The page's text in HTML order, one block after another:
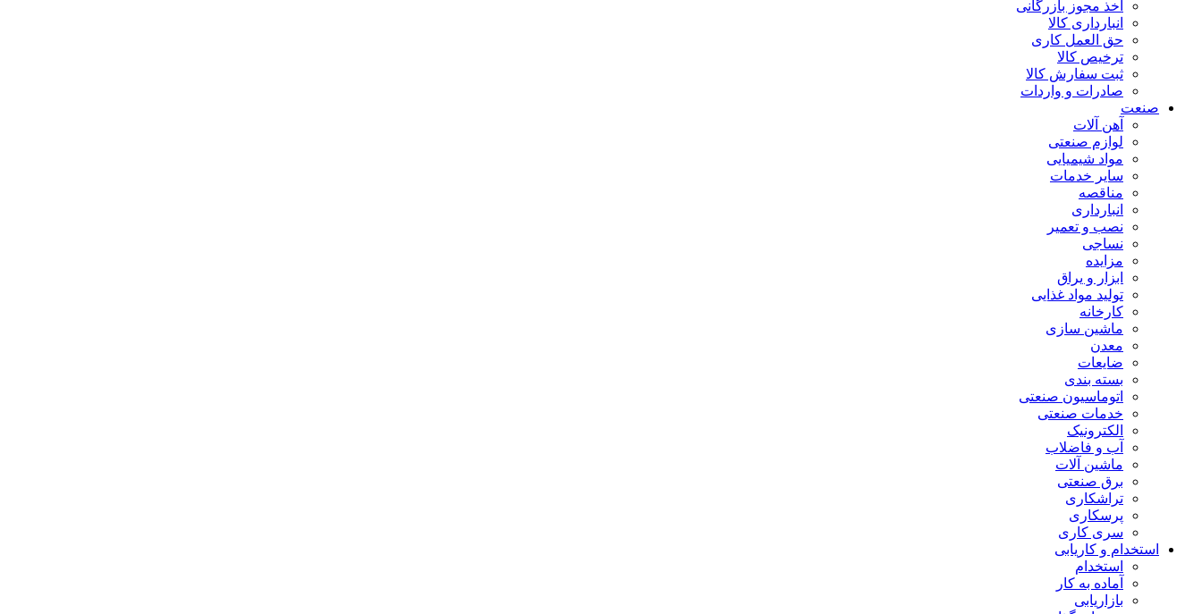
اخذ مجوز بازرگانی
انبارداری کالا
حق العمل کاری
ترخیص کالا
ثبت سفارش کالا
صادرات و واردات
صنعت
آهن آلات
لوازم صنعتی
مواد شیمیایی
سایر خدمات
مناقصه
انبارداری
نصب و تعمیر
نساجی
مزایده
ابزار و یراق
تولید مواد غذایی
کارخانه
ماشین سازی
معدن
ضایعات
بسته بندی
اتوماسیون صنعتی
خدمات صنعتی
الکترونیک
آب و فاضلاب
ماشین آلات
برق صنعتی
تراشکاری
پرسکاری
سری کاری
استخدام و کاریابی
استخدام
آماده به کار
بازاریابی